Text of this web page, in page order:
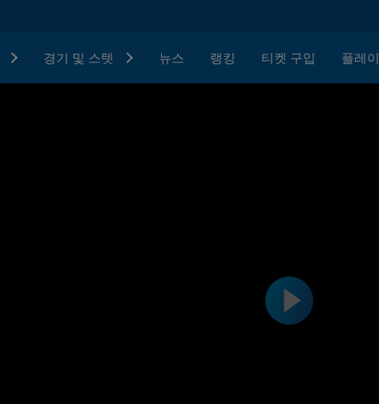
경기 및 스텟 뉴스 랭킹 티켓 구입 플레이